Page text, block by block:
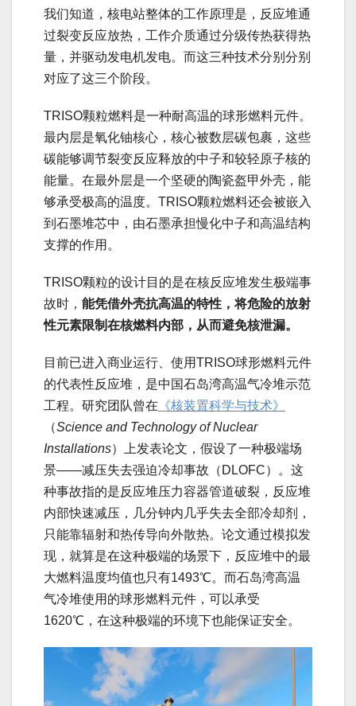
我们知道，核电站整体的工作原理是，反应堆通
过裂变反应放热，工作介质通过分级传热获得热
量，并驱动发电机发电。而这三种技术分别分别
对应了这三个阶段。
TRISO颗粒燃料是一种耐高温的球形燃料元件。
最内层是氧化铀核心，核心被数层碳包裹，这些
碳能够调节裂变反应释放的中子和较轻原子核的
能量。在最外层是一个坚硬的陶瓷盔甲外壳，能
够承受极高的温度。TRISO颗粒燃料还会被嵌入
到石墨堆芯中，由石墨承担慢化中子和高温结构
支撑的作用。
TRISO颗粒的设计目的是在核反应堆发生极端事
故时， 能凭借外壳抗高温的特性，将危险的放射
性元素限制在核燃料内部，从而避免核泄漏。
目前已进入商业运行、使用TRISO球形燃料元件
的代表性反应堆，是中国石岛湾高温气冷堆示范
工程。研究团队曾在 《核装置科学与技术》
（Science and Technology of Nuclear
Installations）上发表论文，假设了一种极端场
景——减压失去强迫冷却事故（DLOFC）。这
种事故指的是反应堆压力容器管道破裂，反应堆
内部快速减压，几分钟内几乎失去全部冷却剂，
只能靠辐射和热传导向外散热。论文通过模拟发
现，就算是在这种极端的场景下，反应堆中的最
大燃料温度均值也只有1493℃。而石岛湾高温
气冷堆使用的球形燃料元件，可以承受
1620℃，在这种极端的环境下也能保证安全。